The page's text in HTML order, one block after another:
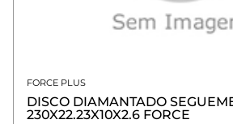
FORCE PLUS
DISCO DIAMANTADO
230X22.23X10X2.6 FORCE